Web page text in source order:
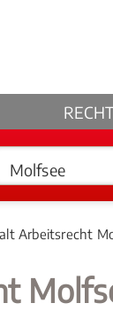
Arbeitsrecht